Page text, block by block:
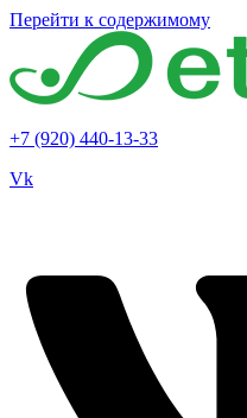
Перейти к содержимому
+7 (920) 440-13-33
Vk